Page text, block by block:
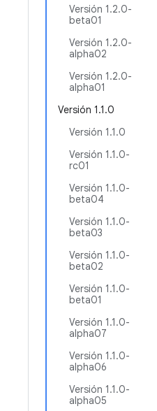
Versión 1.2.0-
beta01
Versión 1.2.0-
alpha02
Versión 1.2.0-
alpha01
Versión 1.1.0
Versión 1.1.0
Versión 1.1.0-
rc01
Versión 1.1.0-
beta04
Versión 1.1.0-
beta03
Versión 1.1.0-
beta02
Versión 1.1.0-
beta01
Versión 1.1.0-
alpha07
Versión 1.1.0-
alpha06
Versión 1.1.0-
alpha05